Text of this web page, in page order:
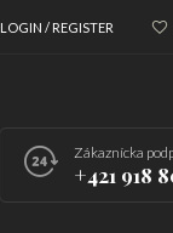
LOGIN / REGISTER
Zákaznícka
+421 918